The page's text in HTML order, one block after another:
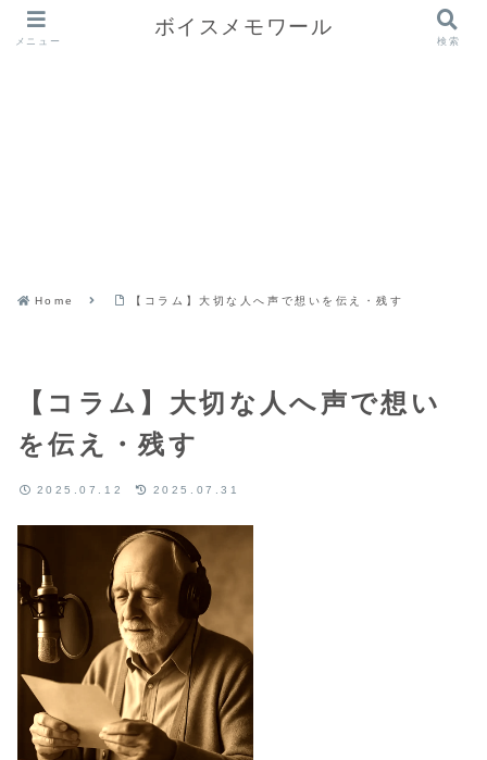
ボイスメモワール
Home 【コラム】大切な人へ声で想いを伝え・残す
【コラム】大切な人へ声で想い
を伝え・残す
2025.07.12 2025.07.31
メニュー
ボイスメモワール
検索